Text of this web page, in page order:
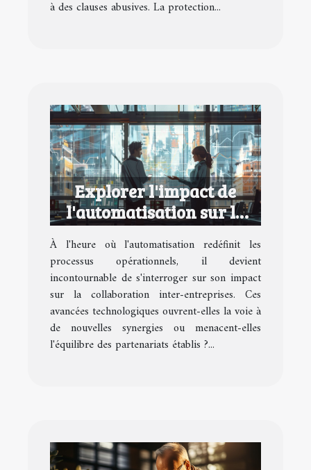
à des clauses abusives. La protection...
Explorer l'impact de
l'automatisation sur la
collaboration inter-
entreprises
À l'heure où l'automatisation redéfinit les
processus opérationnels, il devient
incontournable de s'interroger sur son impact
sur la collaboration inter-entreprises. Ces
avancées technologiques ouvrent-elles la voie à
de nouvelles synergies ou menacent-elles
l'équilibre des partenariats établis ?...